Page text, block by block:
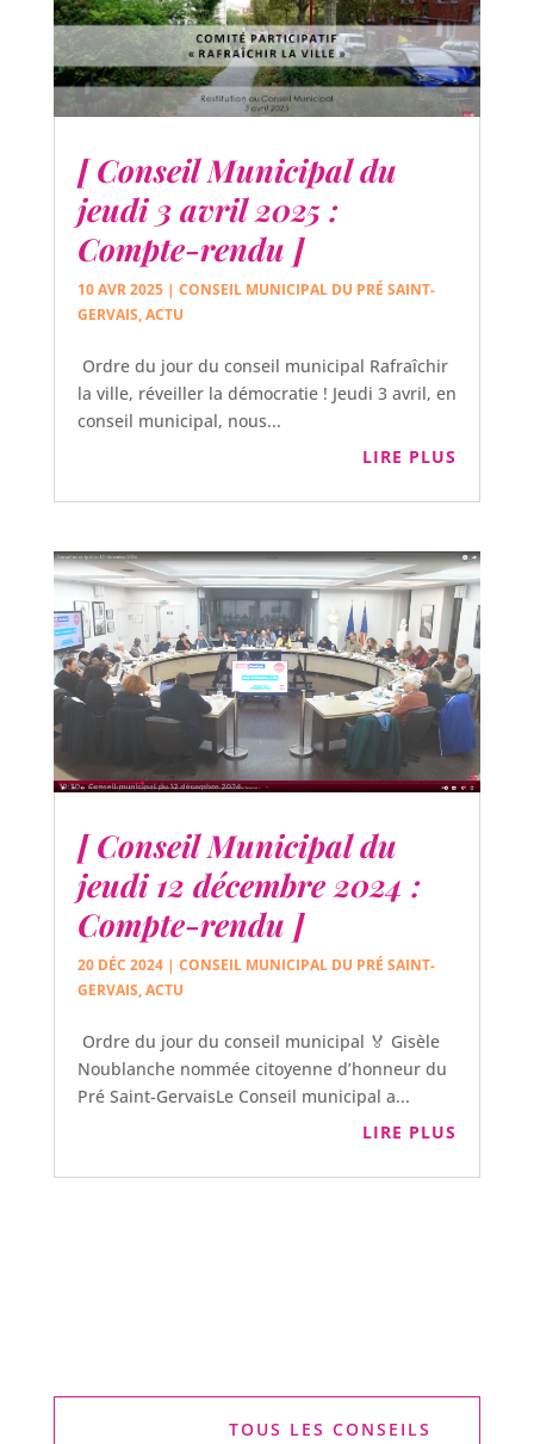
[ Conseil Municipal du
jeudi 3 avril 2025 :
Compte-rendu ]
10 AVR 2025| CONSEIL MUNICIPAL DU PRÉ SAINT-
GERVAIS,ACTU
Ordre du jour du conseil municipal Rafraîchir
la ville, réveiller la démocratie ! Jeudi 3 avril, en
conseil municipal, nous...
LIRE PLUS
[ Conseil Municipal du
jeudi 12 décembre 2024 :
Compte-rendu ]
20 DÉC 2024| CONSEIL MUNICIPAL DU PRÉ SAINT-
GERVAIS,ACTU
Ordre du jour du conseil municipal 🏅 Gisèle
Noublanche nommée citoyenne d’honneur du
Pré Saint-GervaisLe Conseil municipal a...
LIRE PLUS
TOUS LES CONSEILS